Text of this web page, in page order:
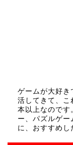
ゲームが大好き
活してきて、こ
本以上なのです
ー、パズルゲー
に、おすすめ